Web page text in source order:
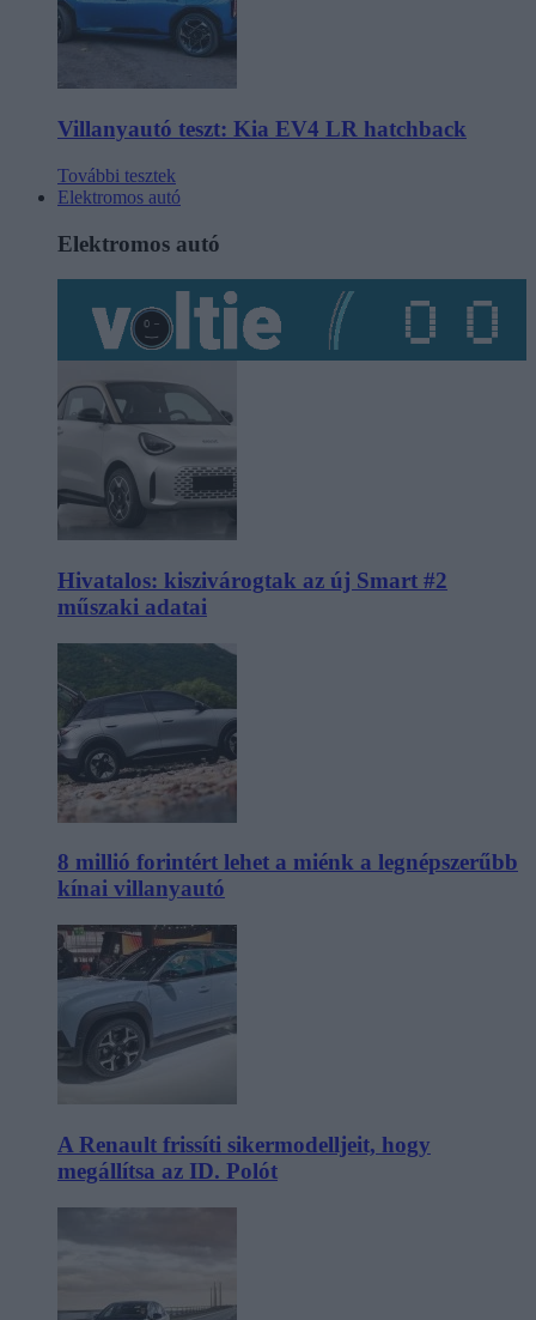
Villanyautó teszt: Kia EV4 LR hatchback
További tesztek
Elektromos autó
Elektromos autó
Hivatalos: kiszivárogtak az új Smart #2
műszaki adatai
8 millió forintért lehet a miénk a legnépszerűbb
kínai villanyautó
A Renault frissíti sikermodelljeit, hogy
megállítsa az ID. Polót